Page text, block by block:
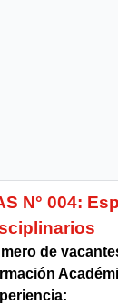
N° 004:
de